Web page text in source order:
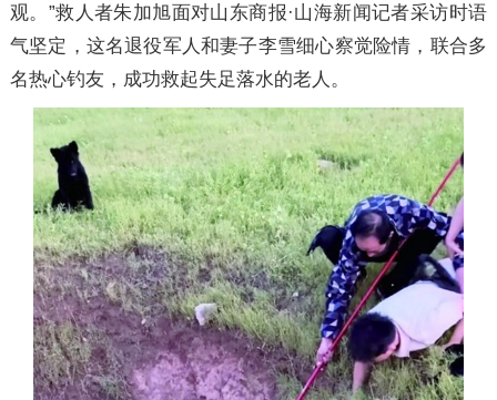
观。”救人者朱加旭面对山东商报·山海新闻记者采访时语
气坚定，这名退役军人和妻子李雪细心察觉险情，联合多
名热心钓友，成功救起失足落水的老人。